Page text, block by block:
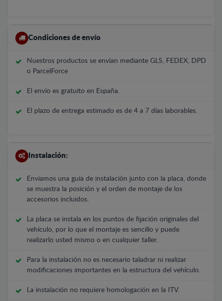
Condiciones de envío
Nuestros productos se envían mediante GLS, FEDEX, DPD
o ParcelForce
El envío es gratuito en España.
El plazo de entrega estimado es de 4 a 7 días laborables.
Instalación:
Enviamos una guía de instalación junto con la placa, donde
se muestra la posición y el orden de montaje de los
accesorios incluidos.
La placa se instala en los puntos de fijación originales del
vehículo, por lo que el montaje es sencillo y puede
realizarlo usted mismo o en cualquier taller.
Para la instalación no es necesario taladrar ni realizar
modificaciones importantes en la estructura del vehículo.
La instalación no requiere homologación en la ITV.